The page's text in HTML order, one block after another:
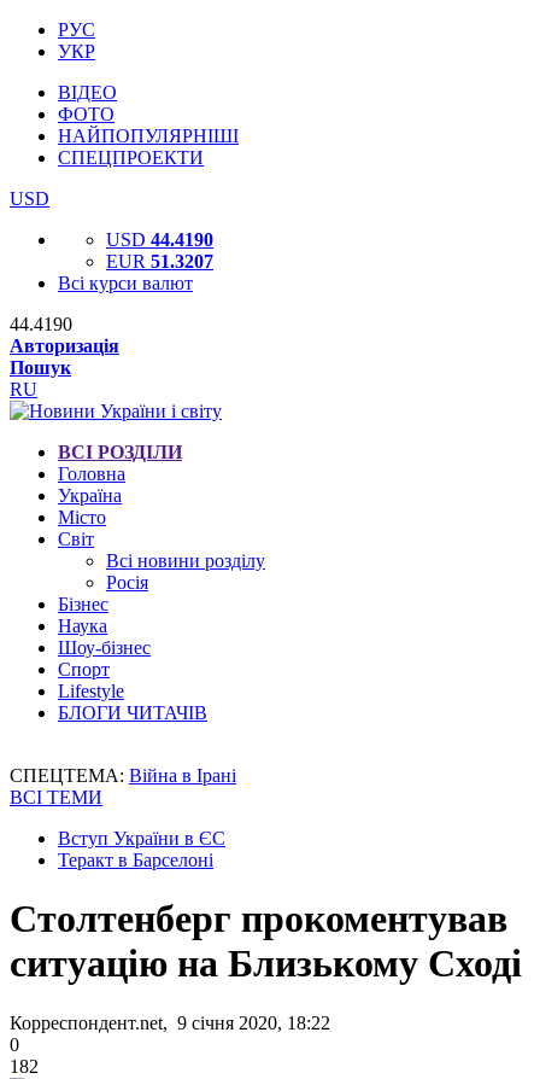
РУС
УКР
ВІДЕО
ФОТО
НАЙПОПУЛЯРНІШІ
СПЕЦПРОЕКТИ
USD
USD 44.4190
EUR 51.3207
Всі курси валют
44.4190
Авторизація
Пошук
RU
ВСІ РОЗДІЛИ
Головна
Україна
Місто
Світ
Всі новини розділу
Росія
Бізнес
Наука
Шоу-бізнес
Спорт
Lifestyle
БЛОГИ ЧИТАЧІВ
СПЕЦТЕМА: Війна в Ірані
ВСІ ТЕМИ
Вступ України в ЄС
Теракт в Барселоні
Столтенберг прокоментував
ситуацію на Близькому Сході
Корреспондент.net, 9 січня 2020, 18:22
0
182